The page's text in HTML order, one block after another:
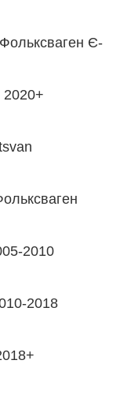
Є-
2020+
2010
2018